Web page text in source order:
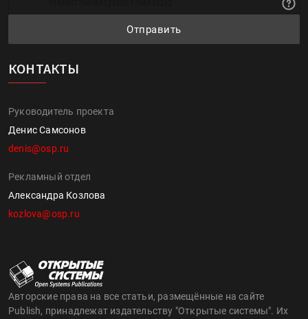
Отправить
КОНТАКТЫ
Руководитель проекта
Денис Самсонов
denis@osp.ru
Рекламный отдел
Александра Козлова
kozlova@osp.ru
Авторские права на все статьи, размещённые на сайте
Publish, принадлежат издательству "Открытые системы". Их